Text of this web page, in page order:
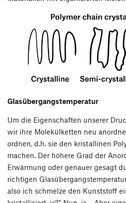
Glasübergangstemperatur
Um die Eigenschaften unserer
wir ihre Molekülketten neu
ordnen, d.h. sie den kristallinen
machen. Der höhere Grad der
Erwärmung oder genauer gesagt
richtigen
also ich schmelze den Kunststoff